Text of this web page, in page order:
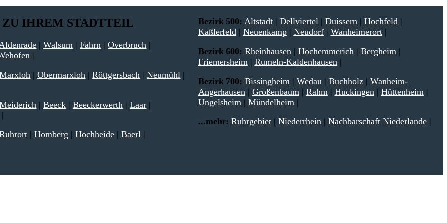
IHREM STADTTEIL
Aldenrade |Walsum |Fahrn |Overbruch |
|
Marxloh |Obermarxloh |Röttgersbach |Neumühl |
Meiderich |Beeck |Beeckerwerth |Laar |
|
Ruhrort |Homberg |Hochheide |Baerl |
Bezirk 500: Altstadt| Dellviertel| Duissern| Hochfeld|
Kaßlerfeld| Neuenkamp| Neudorf| Wanheimerort|
Bezirk 600: Rheinhausen| Hochemmerich| Bergheim|
Friemersheim| Rumeln-Kaldenhausen|
Bezirk 700: Bissingheim| Wedau| Buchholz| Wanheim-
Angerhausen| Großenbaum| Rahm| Huckingen| Hüttenheim|
Ungelsheim| Mündelheim|
...mehr: Ruhrgebiet| Niederrhein| Nachbarschaft Niederlande|